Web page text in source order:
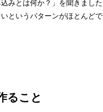
みとは何か？」を聞きました
というパターンがほとんどで
ること